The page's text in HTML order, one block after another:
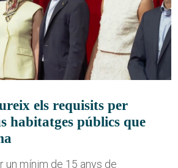
els requisits per
habitatges públics que
un mínim de 15 anys de